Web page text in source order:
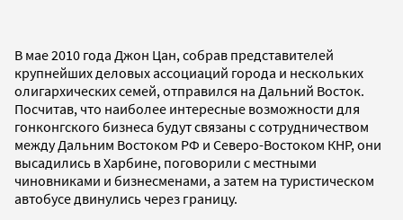
В мае 2010 года Джон Цан, собрав представителей
крупнейших деловых ассоциаций города и нескольких
олигархических семей, отправился на Дальний Восток.
Посчитав, что наиболее интересные возможности для
гонконгского бизнеса будут связаны с сотрудничеством
между Дальним Востоком РФ и Северо-Востоком КНР, они
высадились в Харбине, поговорили с местными
чиновниками и бизнесменами, а затем на туристическом
автобусе двинулись через границу.